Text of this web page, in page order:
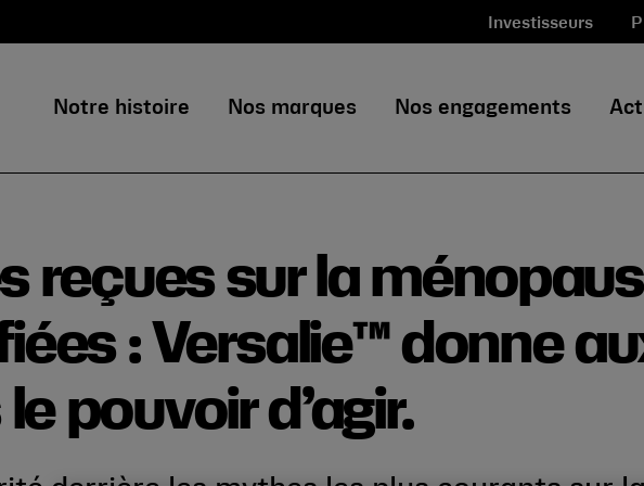
Investisseurs
Notre histoire Nos marques Nos engagements
reçues sur la
: Versalie™ donne
pouvoir d’agir.